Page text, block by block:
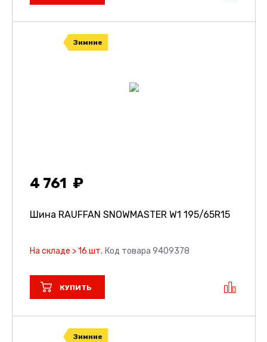
Зимние
4 761
Шина RAUFFAN SNOWMASTER W1 195/65R15
На складе > 16 шт. Код товара 9409378
КУПИТЬ
Зимние